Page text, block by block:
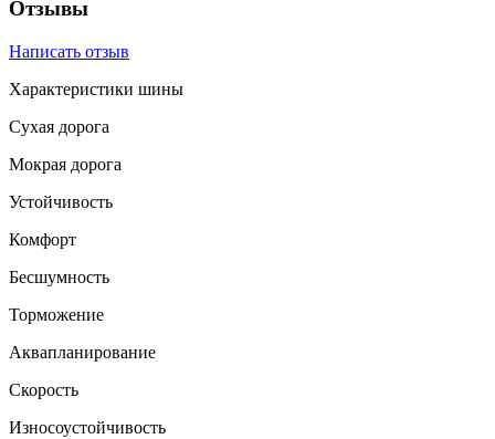
Отзывы
Написать отзыв
Характеристики шины
Сухая дорога
Мокрая дорога
Устойчивость
Комфорт
Бесшумность
Торможение
Аквапланирование
Скорость
Износоустойчивость